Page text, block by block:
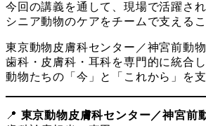
今回の講義を通して、現場で活躍さ
シニア動物のケアをチームで支える
東京動物皮膚科センター／神宮前動物
歯科・皮膚科・耳科を専門的に統合し
動物たちの「今」と「これから」を
📍 東京動物皮膚科センター／神宮前